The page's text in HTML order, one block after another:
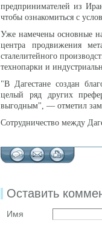
предпринимателей из
чтобы ознакомиться с
Уже намечены основные
центра продвижения
сталелитейного
технопарки и
"В Дагестане создан
целый ряд других
выгодным", — отметил
Сотрудничество между
Оставить
Имя